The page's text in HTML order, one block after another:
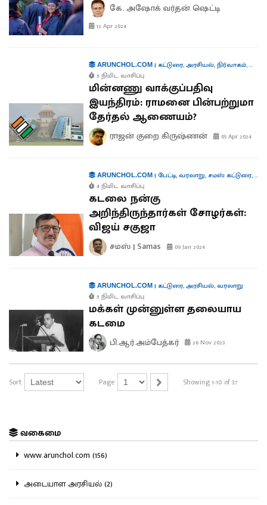
கே. அஷோக் வர்தன் ஷெட்டி
12 Apr 2024
ARUNCHOL.COM| கட்டுரை,அரசியல்,நிர்வாகம்,
5 நிமிட வாசிப்பு
மின்னணு வாக்குப்பதிவு
இயந்திரம்: ராமனை பின்பற்றுமா
தேர்தல் ஆணையம்?
ராஜன் குறை கிருஷ்ணன் 05 Apr 2024
ARUNCHOL.COM| பேட்டி, வரலாறு, சமஸ் கட்டுரை,
4 நிமிட வாசிப்பு
கடலை நன்கு
அறிந்திருந்தார்கள் சோழர்கள்:
விஜய் சகுஜா
சமஸ் | Samas 09 Jan 2024
ARUNCHOL.COM| கட்டுரை,அரசியல், வரலாறு
5 நிமிட வாசிப்பு
மக்கள் முன்னுள்ள தலையாய
கடமை
பி.ஆர்.அம்பேத்கர் 26 Nov 2023
Sort Page Showing 1-10 of 37
வகைமை
www.arunchol.com (156)
அடையாள அரசியல் (2)